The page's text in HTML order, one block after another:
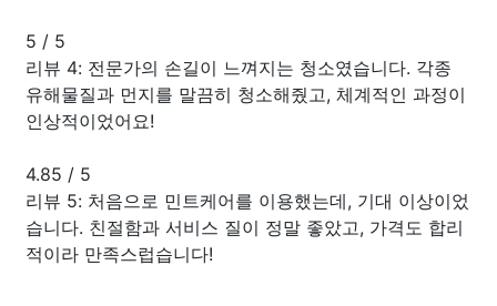
5 / 5
리뷰 4: 전문가의 손길이 느껴지는 청소였습니다. 각종
유해물질과 먼지를 말끔히 청소해줬고, 체계적인 과정이
인상적이었어요!
4.85 / 5
리뷰 5: 처음으로 민트케어를 이용했는데, 기대 이상이었
습니다. 친절함과 서비스 질이 정말 좋았고, 가격도 합리
적이라 만족스럽습니다!